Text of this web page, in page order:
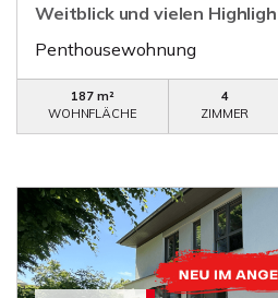
Weitblick und vielen
Penthousewohnung
187 m²
WOHNFLÄCHE
4
ZIMMER